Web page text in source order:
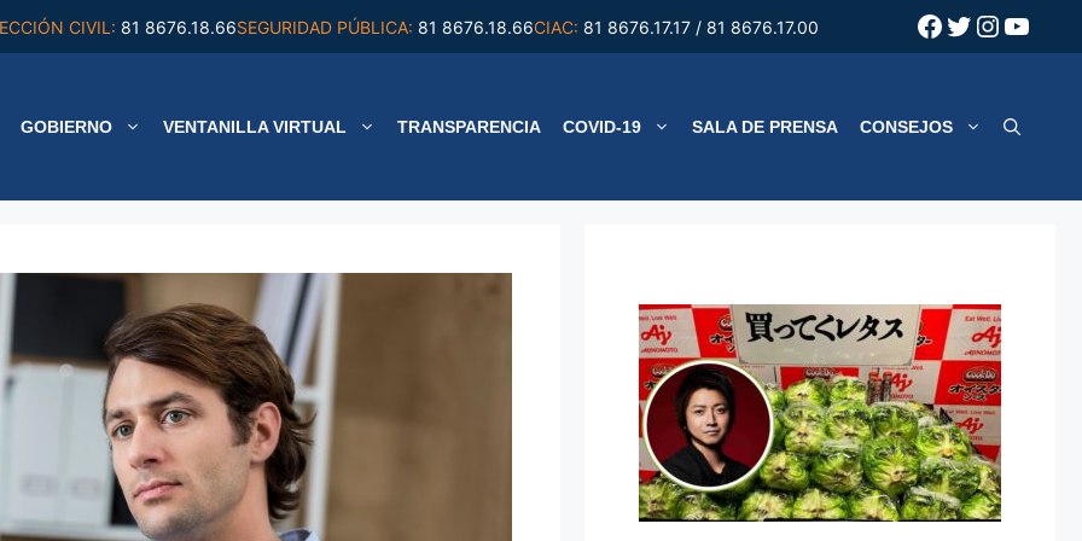
CIVIL: 81 8676.18.66SEGURIDAD PÚBLICA: 81 8676.18.66CIAC: 81 8676.17.17 / 81 8676.17.00 Facebook
Twitter
GOBIERNO VENTANILLA VIRTUAL TRANSPARENCIA COVID-19 SALA DE PRENSA CONSEJOS